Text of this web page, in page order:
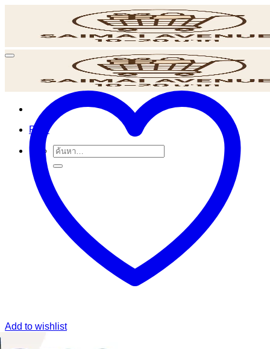
เนื้อหา
POS
ค้นหา:
Add to wishlist